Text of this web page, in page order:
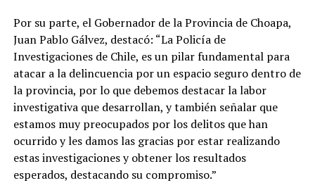
Por su parte, el Gobernador de la Provincia de Choapa,
Juan Pablo Gálvez, destacó: “La Policía de
Investigaciones de Chile, es un pilar fundamental para
atacar a la delincuencia por un espacio seguro dentro de
la provincia, por lo que debemos destacar la labor
investigativa que desarrollan, y también señalar que
estamos muy preocupados por los delitos que han
ocurrido y les damos las gracias por estar realizando
estas investigaciones y obtener los resultados
esperados, destacando su compromiso.”